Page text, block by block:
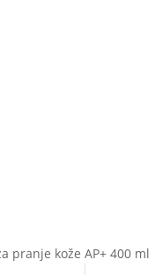
pranje kože AP+ 400 ml